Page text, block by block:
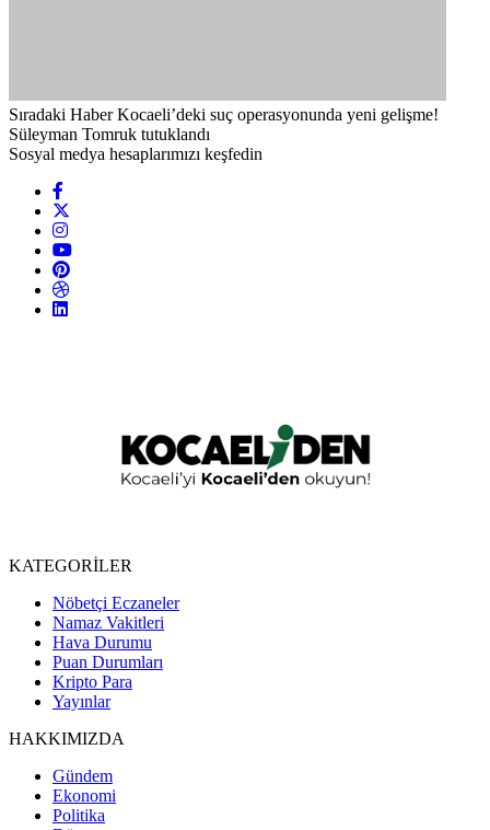
Sıradaki Haber Kocaeli’deki suç operasyonunda yeni gelişme!
Süleyman Tomruk tutuklandı
Sosyal medya hesaplarımızı keşfedin
KATEGORİLER
Nöbetçi Eczaneler
Namaz Vakitleri
Hava Durumu
Puan Durumları
Kripto Para
Yayınlar
HAKKIMIZDA
Gündem
Ekonomi
Politika